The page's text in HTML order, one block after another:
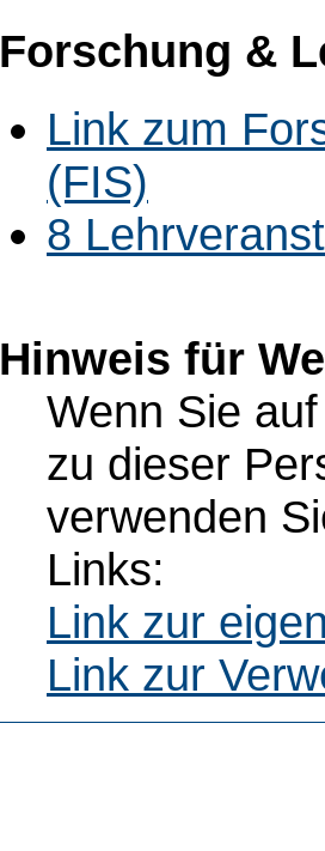
Forschung &
Link zum
(FIS)
8
Hinweis für
Wenn Sie
zu dieser
verwenden
Links:
Link zur
Link zur